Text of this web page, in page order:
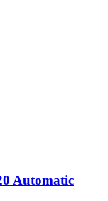
Automatic